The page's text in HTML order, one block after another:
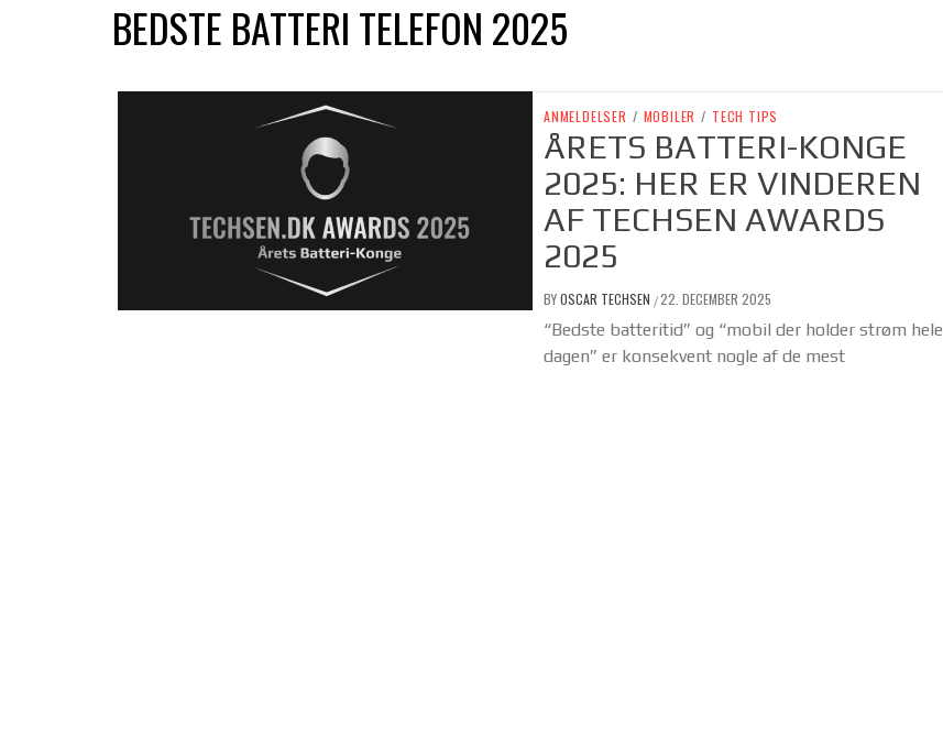
BEDSTE BATTERI TELEFON 2025
ANMELDELSER / MOBILER / TECH TIPS
ÅRETS BATTERI-KONGE
2025: HER ER VINDEREN
AF TECHSEN AWARDS
2025
BYOSCAR TECHSEN /22. DECEMBER 2025
“Bedste batteritid” og “mobil der holder strøm hele
dagen” er konsekvent nogle af de mest